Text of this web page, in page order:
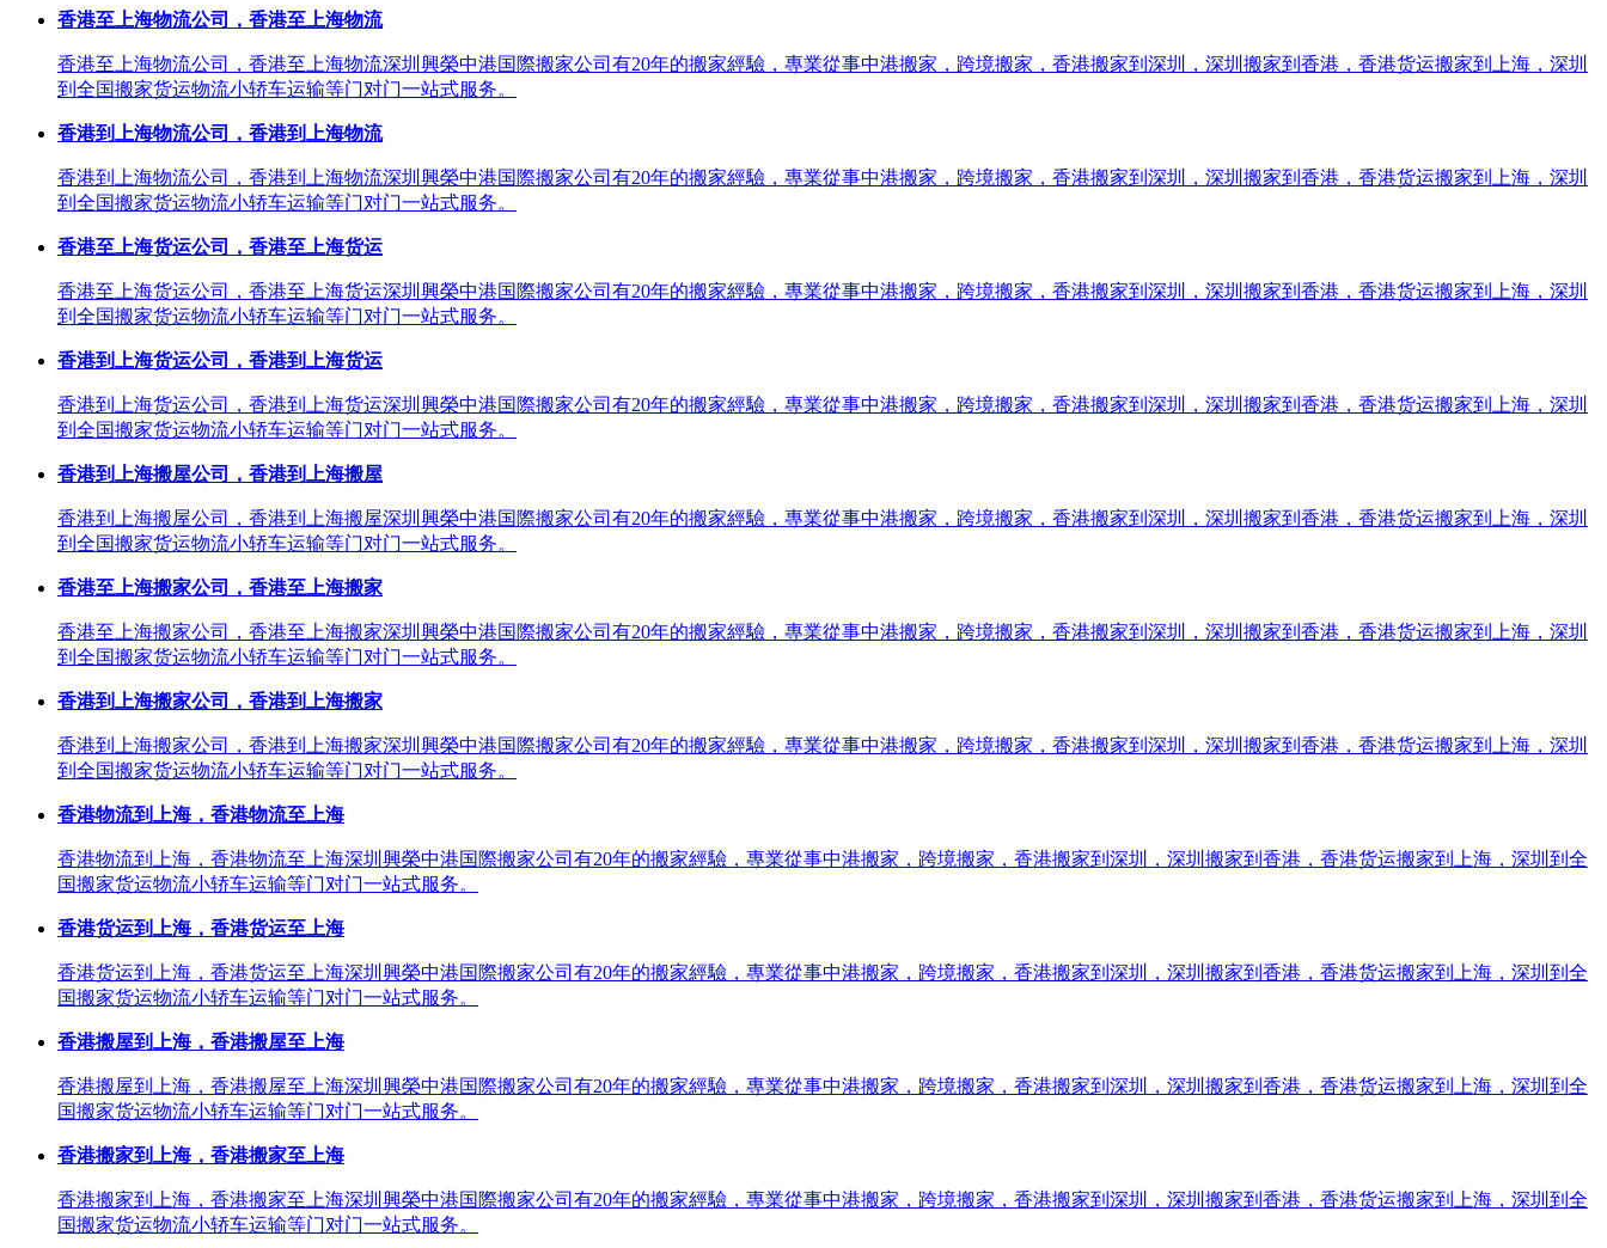
香港至上海物流公司，香港至上海物流
香港至上海物流公司，香港至上海物流深圳興榮中港国際搬家公司有20年的搬家經驗，專業從事中港搬家，跨境搬家，香港搬家到深圳，深圳搬家到香港，香港货运搬家到上海，深圳
到全国搬家货运物流小轿车运输等门对门一站式服务。
香港到上海物流公司，香港到上海物流
香港到上海物流公司，香港到上海物流深圳興榮中港国際搬家公司有20年的搬家經驗，專業從事中港搬家，跨境搬家，香港搬家到深圳，深圳搬家到香港，香港货运搬家到上海，深圳
到全国搬家货运物流小轿车运输等门对门一站式服务。
香港至上海货运公司，香港至上海货运
香港至上海货运公司，香港至上海货运深圳興榮中港国際搬家公司有20年的搬家經驗，專業從事中港搬家，跨境搬家，香港搬家到深圳，深圳搬家到香港，香港货运搬家到上海，深圳
到全国搬家货运物流小轿车运输等门对门一站式服务。
香港到上海货运公司，香港到上海货运
香港到上海货运公司，香港到上海货运深圳興榮中港国際搬家公司有20年的搬家經驗，專業從事中港搬家，跨境搬家，香港搬家到深圳，深圳搬家到香港，香港货运搬家到上海，深圳
到全国搬家货运物流小轿车运输等门对门一站式服务。
香港到上海搬屋公司，香港到上海搬屋
香港到上海搬屋公司，香港到上海搬屋深圳興榮中港国際搬家公司有20年的搬家經驗，專業從事中港搬家，跨境搬家，香港搬家到深圳，深圳搬家到香港，香港货运搬家到上海，深圳
到全国搬家货运物流小轿车运输等门对门一站式服务。
香港至上海搬家公司，香港至上海搬家
香港至上海搬家公司，香港至上海搬家深圳興榮中港国際搬家公司有20年的搬家經驗，專業從事中港搬家，跨境搬家，香港搬家到深圳，深圳搬家到香港，香港货运搬家到上海，深圳
到全国搬家货运物流小轿车运输等门对门一站式服务。
香港到上海搬家公司，香港到上海搬家
香港到上海搬家公司，香港到上海搬家深圳興榮中港国際搬家公司有20年的搬家經驗，專業從事中港搬家，跨境搬家，香港搬家到深圳，深圳搬家到香港，香港货运搬家到上海，深圳
到全国搬家货运物流小轿车运输等门对门一站式服务。
香港物流到上海，香港物流至上海
香港物流到上海，香港物流至上海深圳興榮中港国際搬家公司有20年的搬家經驗，專業從事中港搬家，跨境搬家，香港搬家到深圳，深圳搬家到香港，香港货运搬家到上海，深圳到全
国搬家货运物流小轿车运输等门对门一站式服务。
香港货运到上海，香港货运至上海
香港货运到上海，香港货运至上海深圳興榮中港国際搬家公司有20年的搬家經驗，專業從事中港搬家，跨境搬家，香港搬家到深圳，深圳搬家到香港，香港货运搬家到上海，深圳到全
国搬家货运物流小轿车运输等门对门一站式服务。
香港搬屋到上海，香港搬屋至上海
香港搬屋到上海，香港搬屋至上海深圳興榮中港国際搬家公司有20年的搬家經驗，專業從事中港搬家，跨境搬家，香港搬家到深圳，深圳搬家到香港，香港货运搬家到上海，深圳到全
国搬家货运物流小轿车运输等门对门一站式服务。
香港搬家到上海，香港搬家至上海
香港搬家到上海，香港搬家至上海深圳興榮中港国際搬家公司有20年的搬家經驗，專業從事中港搬家，跨境搬家，香港搬家到深圳，深圳搬家到香港，香港货运搬家到上海，深圳到全
国搬家货运物流小轿车运输等门对门一站式服务。